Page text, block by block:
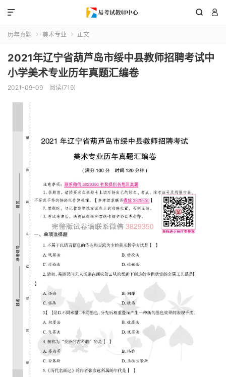
 

历年真题  美术专业  正文
2021年辽宁省葫芦岛市绥中县教师招聘考试中
小学美术专业历年真题汇编卷
2021-09-09 阅读(719)